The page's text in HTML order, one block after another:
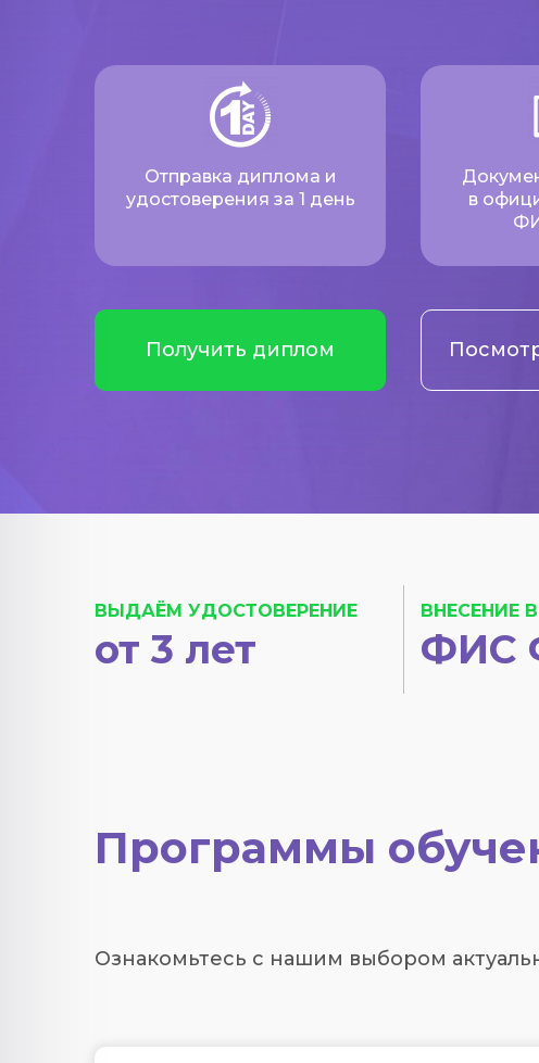
Получить диплом
Отправка диплома и
удостоверения за 1 день
в
ВЫДАЁМ УДОСТОВЕРЕНИЕ
от 3 лет
ВНЕСЕНИЕ
ФИС
Программы
Ознакомьтесь с нашим выбором